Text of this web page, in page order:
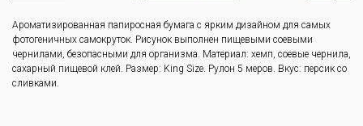
Ароматизированная папиросная бумага с ярким дизайном для самых
фотогеничных самокруток. Рисунок выполнен пищевыми соевыми
чернилами, безопасными для организма. Материал: хемп, соевые чернила,
сахарный пищевой клей. Размер: King Size. Рулон 5 меров. Вкус: персик со
сливками.